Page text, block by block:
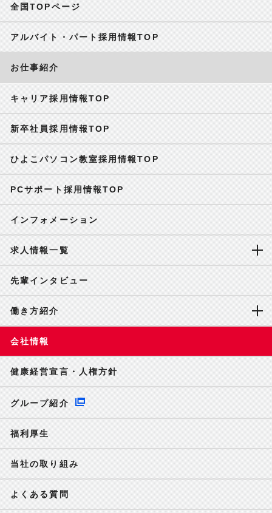
全国TOPページ
アルバイト・パート採用情報TOP
お仕事紹介
キャリア採用情報TOP
新卒社員採用情報TOP
ひよこパソコン教室採用情報TOP
PCサポート採用情報TOP
インフォメーション
求人情報一覧
先輩インタビュー
働き方紹介
会社情報
健康経営宣言・人権方針
グループ紹介
福利厚生
当社の取り組み
よくある質問